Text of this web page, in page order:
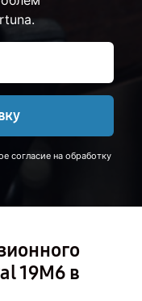
согласие на обработку
19M6 в